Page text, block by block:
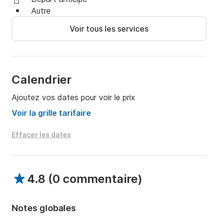
belles villes côtières de l'Épire forment un ensemble
très diversifié de destinations.
Nous sommes toujours en attente pour nos clients.
Autre
Voir tous les services
Calendrier
Ajoutez vos dates pour voir le prix
Voir la grille tarifaire
Effacer les dates
4.8 (0 commentaire)
Notes globales